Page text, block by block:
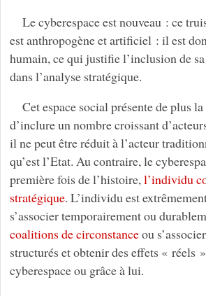
Le cyberespace est nouveau : ce
est anthropogène et artificiel : il est
humain, ce qui justifie l’inclusion de
dans l’analyse stratégique.
Cet espace social présente de plus
d’inclure un nombre croissant
il ne peut être réduit à l’acteur
qu’est l’Etat. Au contraire, le
première fois de l’histoire,l’individu
stratégique. L’individu est
s’associer temporairement ou
coalitions de circonstanceou
structurés et obtenir des effets « réels
cyberespace ou grâce à lui.